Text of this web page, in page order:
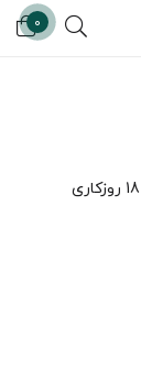
0